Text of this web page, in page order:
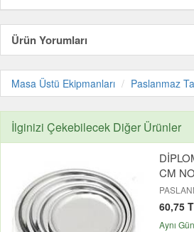
Ürün Yorumları
Masa Üstü Ekipmanları Paslanmaz
İlginizi Çekebilecek Diğer Ürünler
CM
60,75
Aynı